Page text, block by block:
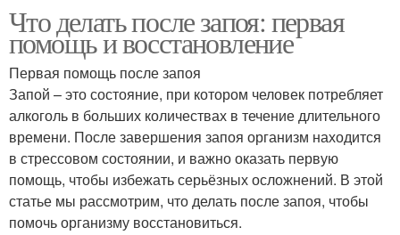
Что делать после запоя: первая
помощь и восстановление
Первая помощь после запоя
Запой – это состояние, при котором человек потребляет
алкоголь в больших количествах в течение длительного
времени. После завершения запоя организм находится
в стрессовом состоянии, и важно оказать первую
помощь, чтобы избежать серьёзных осложнений. В этой
статье мы рассмотрим, что делать после запоя, чтобы
помочь организму восстановиться.